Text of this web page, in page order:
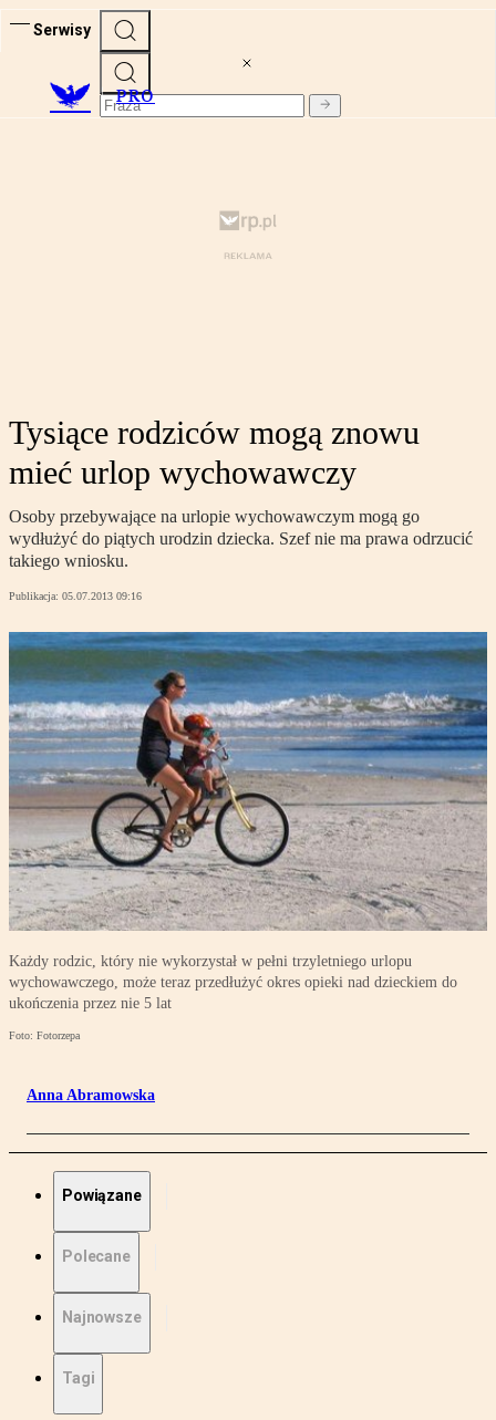
Serwisy
PRO
Tysiące rodziców mogą znowu
mieć urlop wychowawczy
Osoby przebywające na urlopie wychowawczym mogą go
wydłużyć do piątych urodzin dziecka. Szef nie ma prawa odrzucić
takiego wniosku.
Publikacja: 05.07.2013 09:16
Każdy rodzic, który nie wykorzystał w pełni trzyletniego urlopu
wychowawczego, może teraz przedłużyć okres opieki nad dzieckiem do
ukończenia przez nie 5 lat
Foto: Fotorzepa
Anna Abramowska
Powiązane
Polecane
Najnowsze
Tagi